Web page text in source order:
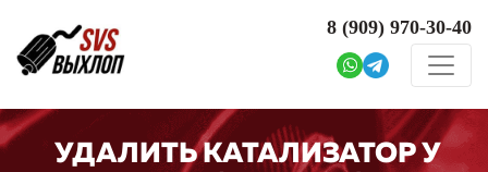
8 (909) 970-30-40
УДАЛИТЬ КАТАЛИЗАТОР У